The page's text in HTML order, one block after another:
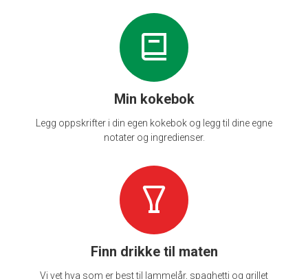
Min kokebok
Legg oppskrifter i din egen kokebok og legg til dine egne
notater og ingredienser.
Finn drikke til maten
Vi vet hva som er best til lammelår, spaghetti og grillet